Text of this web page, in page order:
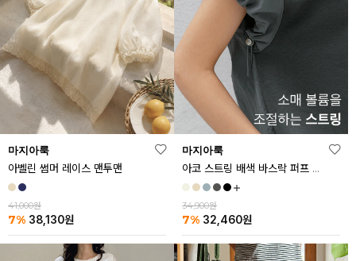
마지아룩
아벨린 썸머 레이스 맨투맨
41,000원
7% 38,130원
마지아룩
아코 스트링 배색 바스락 퍼프 반팔티
34,900원
7% 32,460원